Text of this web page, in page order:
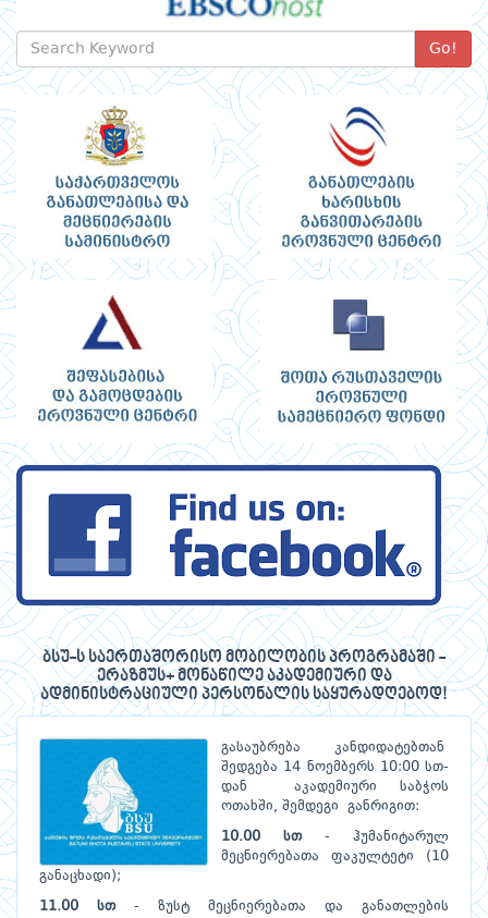
Go!
ბსუ-ს საერთაშორისო მობილობის პროგრამაში -
ერაზმუს+ მონაწილე აკადემიური და
ადმინისტრაციული პერსონალის საყურადღებოდ!
გასაუბრება კანდიდატებთან
შედგება 14 ნოემბერს 10:00 სთ-
დან აკადემიური საბჭოს
ოთახში, შემდეგი განრიგით:
10.00 სთ- ჰუმანიტარულ
მეცნიერებათა ფაკულტეტი (10
განაცხადი);
11.00 სთ- ზუსტ მეცნიერებათა და განათლების